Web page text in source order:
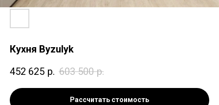
Кухня Byzulyk
452 625 р. 603 500 р.
Рассчитать стоимость